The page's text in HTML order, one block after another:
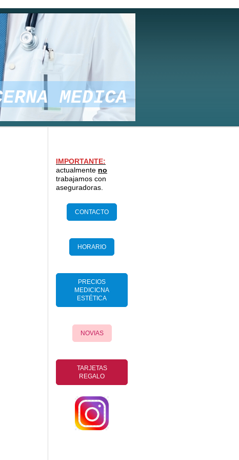
MEDICA
IMPORTANTE:
actualmente no
trabajamos con
aseguradoras.
CONTACTO
HORARIO
PRECIOS
MEDICICNA
ESTÉTICA
NOVIAS
TARJETAS
REGALO